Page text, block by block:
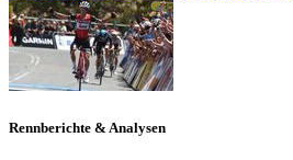
Rennberichte & Analysen